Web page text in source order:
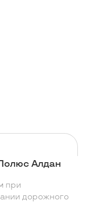
Алдан
при
дорожного